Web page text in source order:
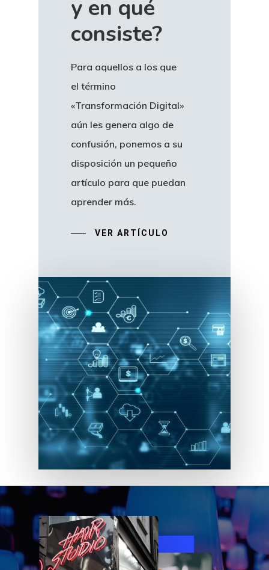
y en qué
consiste?
Para aquellos a los que
el término
«Transformación Digital»
aún les genera algo de
confusión, ponemos a su
disposición un pequeño
artículo para que puedan
aprender más.
VER ARTÍCULO